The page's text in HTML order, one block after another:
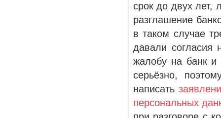
срок до двух лет,
разглашение
в таком случае
давали согласия
жалобу на банк и
серьёзно,
написать
персональных